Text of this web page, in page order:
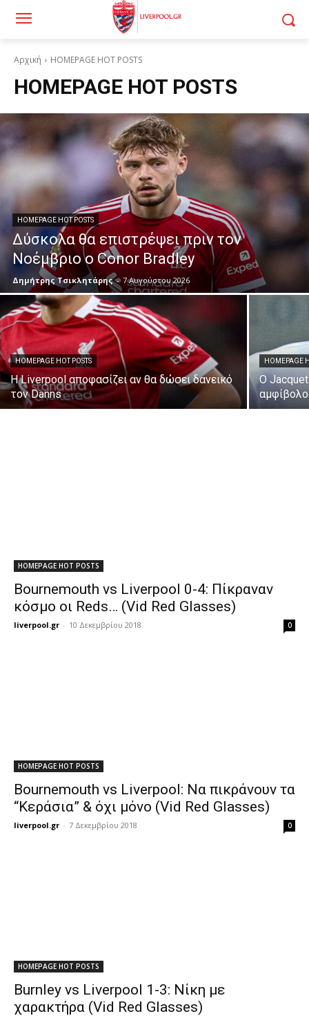
Αρχική HOMEPAGE HOT POSTS
HOMEPAGE HOT POSTS
HOMEPAGE HOT POSTS
Δύσκολα θα επιστρέψει πριν τον
Νοέμβριο ο Conor Bradley
Δημήτρης Τσικλητάρης - 7 Αυγούστου 2026
HOMEPAGE HOT POSTS
Η Liverpool αποφασίζει αν θα δώσει δανεικό
τον Danns
HOMEPAGE
Ο Jacquet
HOMEPAGE HOT POSTS
Bournemouth vs Liverpool 0-4: Πίκραναν
κόσμο οι Reds… (Vid Red Glasses)
liverpool.gr - 10 Δεκεμβρίου 2018 0
HOMEPAGE HOT POSTS
Bournemouth vs Liverpool: Να πικράνουν τα
“Κεράσια” & όχι μόνο (Vid Red Glasses)
liverpool.gr - 7 Δεκεμβρίου 2018 0
HOMEPAGE HOT POSTS
Burnley vs Liverpool 1-3: Νίκη με
χαρακτήρα (Vid Red Glasses)